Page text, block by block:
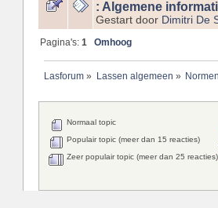
: Algemene
Gestart door Dimitri De
Pagina's:1 Omhoog
Lasforum» Lassen algemeen » Normen
Normaal topic
Populair topic (meer dan 15 reacties)
Zeer populair topic (meer dan 25 reacties)